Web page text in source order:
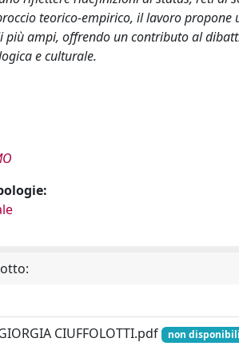
teorico-empirico, il lavoro
ampi, offrendo un contributo al
e culturale.
CIUFFOLOTTI.pdf
non disponibili